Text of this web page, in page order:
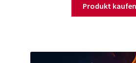
Produkt kaufen